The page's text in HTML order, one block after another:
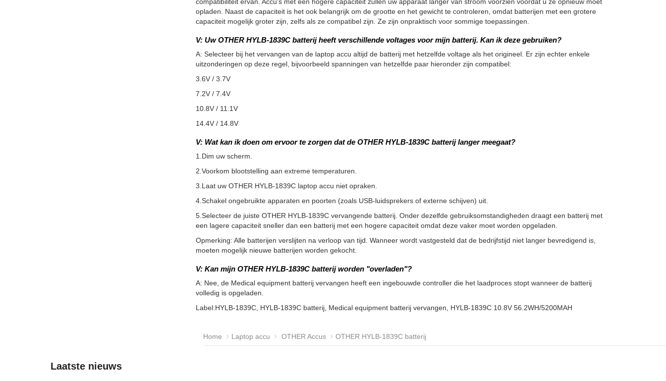
opladen. Naast de capaciteit is het ook belangrijk om de grootte en het gewicht te controleren, omdat batterijen met een grotere
capaciteit mogelijk groter zijn, zelfs als ze compatibel zijn. Ze zijn onpraktisch voor sommige toepassingen.
V: Uw OTHER HYLB-1839C batterij heeft verschillende voltages voor mijn batterij. Kan ik deze gebruiken?
A: Selecteer bij het vervangen van de laptop accu altijd de batterij met hetzelfde voltage als het origineel. Er zijn echter enkele
uitzonderingen op deze regel, bijvoorbeeld spanningen van hetzelfde paar hieronder zijn compatibel:
3.6V / 3.7V
7.2V / 7.4V
10.8V / 11.1V
14.4V / 14.8V
V: Wat kan ik doen om ervoor te zorgen dat de OTHER HYLB-1839C batterij langer meegaat?
1.Dim uw scherm.
2.Voorkom blootstelling aan extreme temperaturen.
3.Laat uw OTHER HYLB-1839C laptop accu niet opraken.
4.Schakel ongebruikte apparaten en poorten (zoals USB-luidsprekers of externe schijven) uit.
5.Selecteer de juiste OTHER HYLB-1839C vervangende batterij. Onder dezelfde gebruiksomstandigheden draagt een batterij met
een lagere capaciteit sneller dan een batterij met een hogere capaciteit omdat deze vaker moet worden opgeladen.
Opmerking: Alle batterijen verslijten na verloop van tijd. Wanneer wordt vastgesteld dat de bedrijfstijd niet langer bevredigend is,
moeten mogelijk nieuwe batterijen worden gekocht.
V: Kan mijn OTHER HYLB-1839C batterij worden "overladen"?
A: Nee, de Medical equipment batterij vervangen heeft een ingebouwde controller die het laadproces stopt wanneer de batterij
volledig is opgeladen.
Label:HYLB-1839C, HYLB-1839C batterij, Medical equipment batterij vervangen, HYLB-1839C 10.8V 56.2WH/5200MAH
Home Laptop accu OTHER Accus OTHER HYLB-1839C batterij
Laatste nieuws